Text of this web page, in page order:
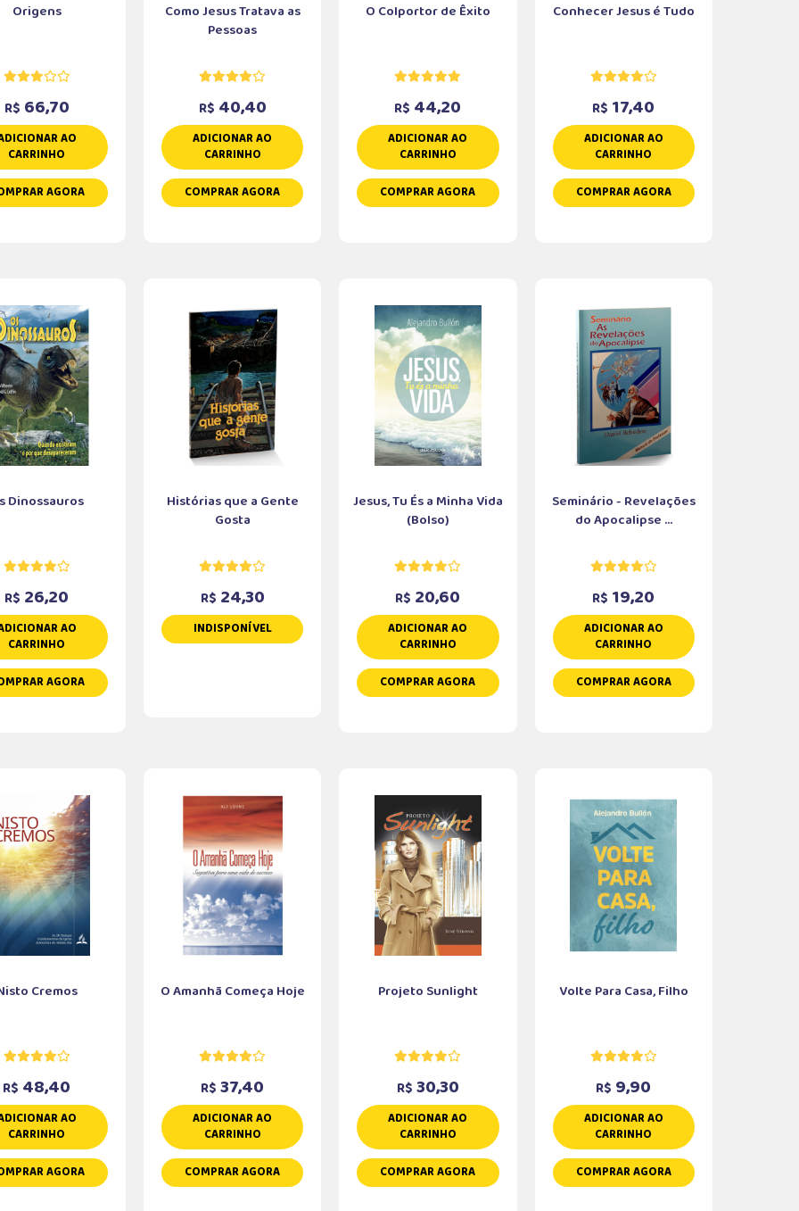
Origens
R$ 66,70
AO
CARRINHO
AGORA
Como Jesus Tratava as
Pessoas
R$ 40,40
ADICIONAR AO
CARRINHO
COMPRAR AGORA
O Colportor de Êxito
R$ 44,20
ADICIONAR AO
CARRINHO
COMPRAR AGORA
Conhecer Jesus é Tudo
R$ 17,40
ADICIONAR AO
CARRINHO
COMPRAR AGORA
Dinossauros
R$ 26,20
AO
CARRINHO
AGORA
Histórias que a Gente
Gosta
R$ 24,30
INDISPONÍVEL
Jesus, Tu És a Minha Vida
(Bolso)
R$ 20,60
ADICIONAR AO
CARRINHO
COMPRAR AGORA
Seminário - Revelações
do Apocalipse ...
R$ 19,20
ADICIONAR AO
CARRINHO
COMPRAR AGORA
Cremos
R$ 48,40
AO
CARRINHO
AGORA
O Amanhã Começa Hoje
R$ 37,40
ADICIONAR AO
CARRINHO
COMPRAR AGORA
Projeto Sunlight
R$ 30,30
ADICIONAR AO
CARRINHO
COMPRAR AGORA
Volte Para Casa, Filho
R$ 9,90
ADICIONAR AO
CARRINHO
COMPRAR AGORA